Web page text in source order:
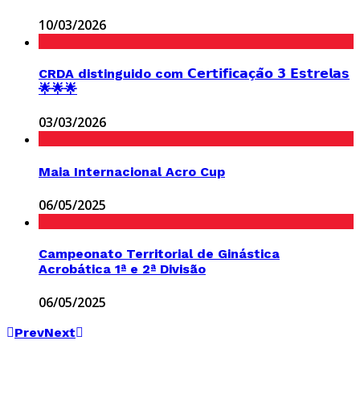
10/03/2026
CRDA distinguido com 𝗖𝗲𝗿𝘁𝗶𝗳𝗶𝗰𝗮𝗰̧𝗮̃𝗼 𝟯 𝗘𝘀𝘁𝗿𝗲𝗹𝗮𝘀
🌟🌟🌟
03/03/2026
Maia Internacional Acro Cup
06/05/2025
Campeonato Territorial de Ginástica
Acrobática 1ª e 2ª Divisão
06/05/2025
PrevNext